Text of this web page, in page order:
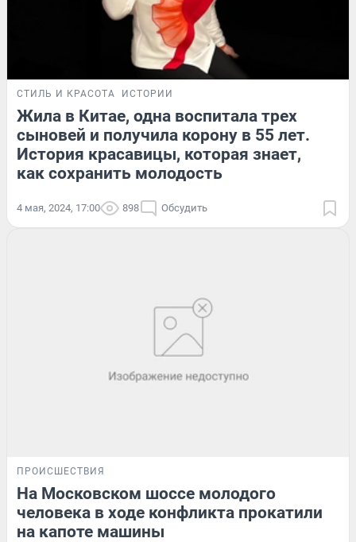
СТИЛЬ И КРАСОТА ИСТОРИИ
Жила в Китае, одна воспитала трех
сыновей и получила корону в 55 лет.
История красавицы, которая знает,
как сохранить молодость
4 мая, 2024, 17:00 898 Обсудить
ПРОИСШЕСТВИЯ
На Московском шоссе молодого
человека в ходе конфликта прокатили
на капоте машины